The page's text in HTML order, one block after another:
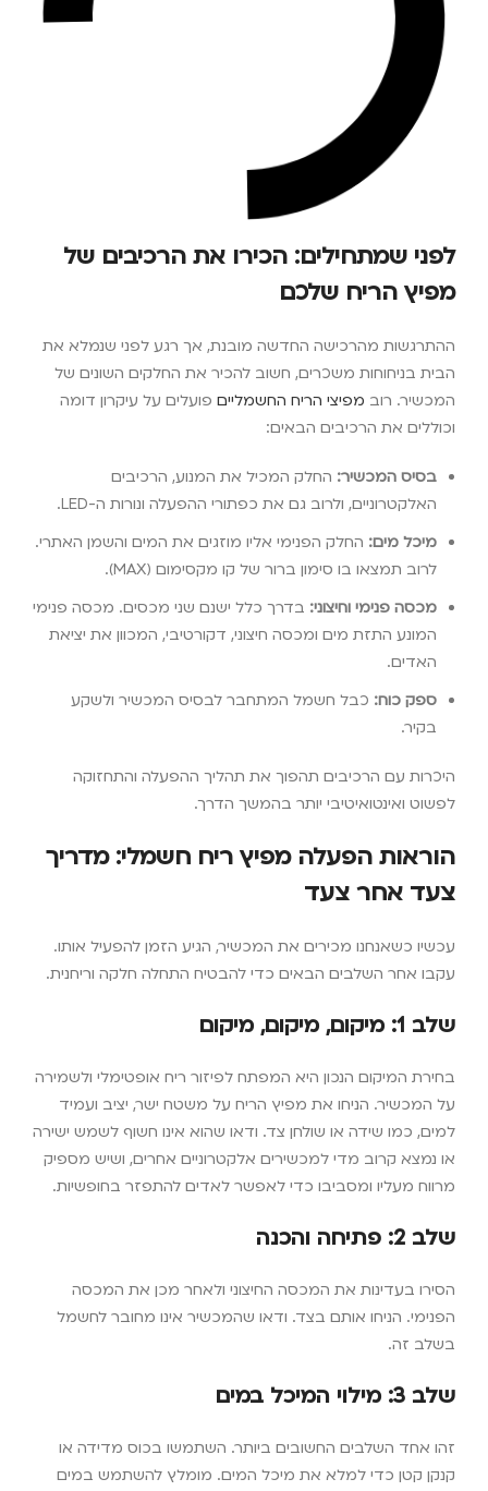
לפני שמתחילים: הכירו את הרכיבים של
מפיץ הריח שלכם
ההתרגשות מהרכישה החדשה מובנת, אך רגע לפני שנמלא את
הבית בניחוחות משכרים, חשוב להכיר את החלקים השונים של
המכשיר. רוב מפיצי הריח החשמליים פועלים על עיקרון דומה
וכוללים את הרכיבים הבאים:
בסיס המכשיר: החלק המכיל את המנוע, הרכיבים
האלקטרוניים, ולרוב גם את כפתורי ההפעלה ונורות ה-LED.
מיכל מים: החלק הפנימי אליו מוזגים את המים והשמן האתרי.
לרוב תמצאו בו סימון ברור של קו מקסימום (MAX).
מכסה פנימי וחיצוני: בדרך כלל ישנם שני מכסים. מכסה פנימי
המונע התזת מים ומכסה חיצוני, דקורטיבי, המכוון את יציאת
האדים.
ספק כוח: כבל חשמל המתחבר לבסיס המכשיר ולשקע
בקיר.
היכרות עם הרכיבים תהפוך את תהליך ההפעלה והתחזוקה
לפשוט ואינטואיטיבי יותר בהמשך הדרך.
הוראות הפעלה מפיץ ריח חשמלי: מדריך
צעד אחר צעד
עכשיו כשאנחנו מכירים את המכשיר, הגיע הזמן להפעיל אותו.
עקבו אחר השלבים הבאים כדי להבטיח התחלה חלקה וריחנית.
שלב 1: מיקום, מיקום, מיקום
בחירת המיקום הנכון היא המפתח לפיזור ריח אופטימלי ולשמירה
על המכשיר. הניחו את מפיץ הריח על משטח ישר, יציב ועמיד
למים, כמו שידה או שולחן צד. ודאו שהוא אינו חשוף לשמש ישירה
או נמצא קרוב מדי למכשירים אלקטרוניים אחרים, ושיש מספיק
מרווח מעליו ומסביבו כדי לאפשר לאדים להתפזר בחופשיות.
שלב 2: פתיחה והכנה
הסירו בעדינות את המכסה החיצוני ולאחר מכן את המכסה
הפנימי. הניחו אותם בצד. ודאו שהמכשיר אינו מחובר לחשמל
בשלב זה.
שלב 3: מילוי המיכל במים
זהו אחד השלבים החשובים ביותר. השתמשו בכוס מדידה או
קנקן קטן כדי למלא את מיכל המים. מומלץ להשתמש במים